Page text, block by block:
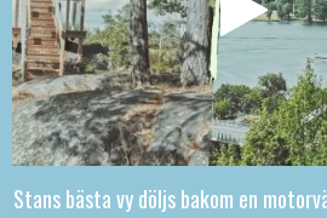
Stans bästa vy döljs bakom en